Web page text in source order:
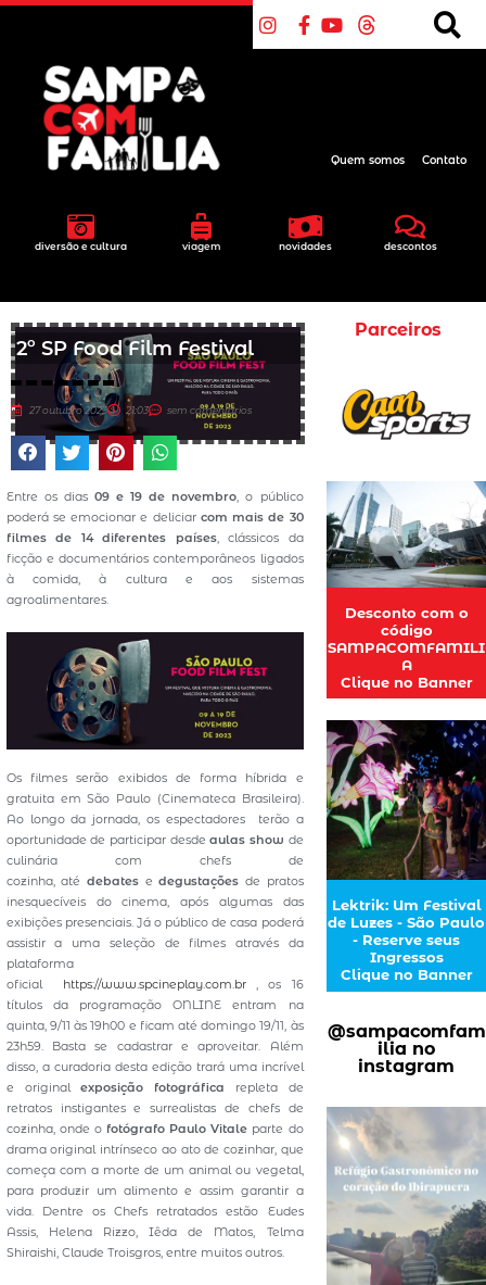
diversão e cultura viagem novidades descontos
Quem somos Contato
2º SP Food Film Festival
27 outubro 2023 21:03 sem comentários
Entre os dias09 e 19 de novembro, o público
poderá se emocionar e deliciar com mais de 30
filmes de 14 diferentes países, clássicos da
ficção e documentários contemporâneos ligados
à comida, à cultura e aos sistemas
agroalimentares.
Os filmes serão exibidos de forma híbrida e
gratuita em São Paulo (Cinemateca Brasileira).
Ao longo da jornada, os espectadores terão a
oportunidade de participar desdeaulas show de
culinária com chefs de
cozinha, atédebates edegustações de pratos
inesquecíveis do cinema, após algumas das
exibições presenciais. Já o público de casa poderá
assistir a uma seleção de filmes através da
plataforma
oficial
https://www.spcineplay.com.br, os 16
títulos da programação ONLINE entram na
quinta, 9/11 às 19h00 e ficam até domingo 19/11, às
23h59. Basta se cadastrar e aproveitar. Além
disso, a curadoria desta edição trará uma incrível
e originalexposição fotográfica repleta de
retratos instigantes e surrealistas de chefs de
cozinha, onde o fotógrafo Paulo Vitale parte do
drama original intrínseco ao ato de cozinhar, que
começa com a morte de um animal ou vegetal,
para produzir um alimento e assim garantir a
vida. Dentre os Chefs retratados estão Eudes
Assis, Helena Rizzo, Iêda de Matos, Telma
Shiraishi, Claude Troisgros, entre muitos outros.
Parceiros
Desconto com o
código
SAMPACOMFAMILI
A
Clique no Banner
Lektrik: Um Festival
de Luzes - São Paulo
- Reserve seus
Ingressos
Clique no Banner
@sampacomfam
ilia no
instagram